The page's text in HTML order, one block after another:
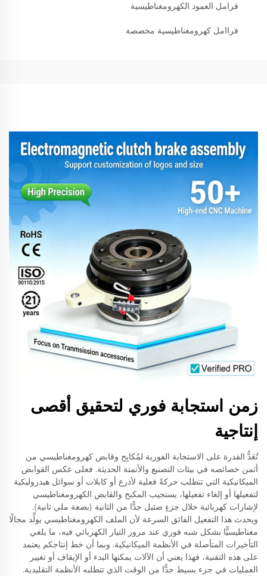
فرامل العمود الكهرومغناطيسية
فراامل كهرومغناطيسية مخصصة
زمن استجابة فوري لتحقيق أقصى
إنتاجية
تُعَدُّ القدرة على الاستجابة الفورية لمُكابِح وقابض كهرومغناطيسي من
أثمن خصائصه في بيئات التصنيع والأتمتة الحديثة. فعلى عكس القوابض
الميكانيكية التي تتطلب حركةً فعلية لأذرع أو كابلات أو سوائل هيدروليكية
لتفعيلها أو إلغاء تفعيلها، يستجيب المكبح والقابض الكهرومغناطيسي
لإشارات كهربائية خلال جزءٍ ضئيل جدًّا من الثانية (بضعة ملي ثانية).
ويحدث هذا التفعيل الفائق السرعة لأن الملف الكهرومغناطيسي يولِّد مجالًا
مغناطيسيًّا بشكل شبه فوري عند مرور التيار الكهربائي فيه، ما يلغي
التأخيرات المتأصلة في الأنظمة الميكانيكية. وبما أن خط إنتاجكم يعتمد
على هذه التقنية، فهذا يعني أن الآلات يمكنها البدء أو الإيقاف أو تغيير
العمليات في جزء بسيط جدًّا من الوقت الذي تتطلبه الأنظمة التقليدية.